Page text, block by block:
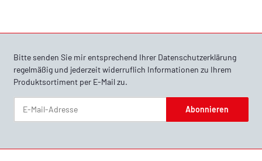
Bitte senden Sie mir entsprechend Ihrer Datenschutzerklärung
regelmäßig und jederzeit widerruflich Informationen zu Ihrem
Produktsortiment per E-Mail zu.
Abonnieren